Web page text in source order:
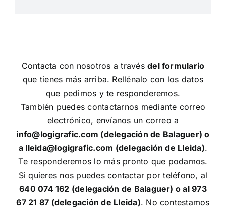
Contacta con nosotros a travésdel formulario
que tienes más arriba. Rellénalo con los datos
que pedimos y te responderemos.
También puedes contactarnos mediante correo
electrónico, envíanos un correo a
info@logigrafic.com (delegación de Balaguer) o
a lleida@logigrafic.com (delegación de Lleida).
Te responderemos lo más pronto que podamos.
Si quieres nos puedes contactar por teléfono, al
640 074 162 (delegación de Balaguer) o al 973
67 21 87 (delegación de Lleida). No contestamos